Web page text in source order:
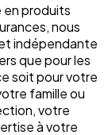
en produits
nous
indépendante
que pour les
soit pour votre
famille ou
votre
à votre